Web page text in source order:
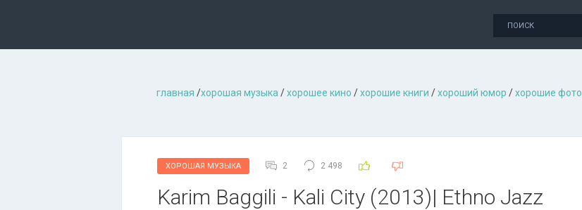
главная /хорошая музыкa /хорошее кино /хорошие книги /хороший юмор /хорошие фото
ХОРОШАЯ МУЗЫКА 2 2 498
Karim Baggili - Kali City (2013)| Ethno Jazz